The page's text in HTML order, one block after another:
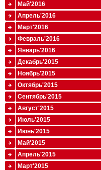
Май'2016
Апрель'2016
Март'2016
Февраль'2016
Январь'2016
Декабрь'2015
Ноябрь'2015
Октябрь'2015
Сентябрь'2015
Август'2015
Июль'2015
Июнь'2015
Май'2015
Апрель'2015
Март'2015